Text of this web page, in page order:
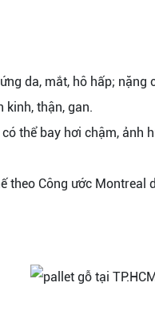
da, mắt, hô hấp; nặng
kinh, thận, gan.
thể bay hơi chậm, ảnh
theo Công ước Montreal